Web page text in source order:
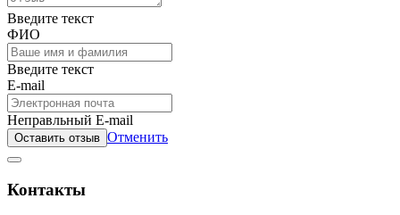
Введите текст
ФИО
Введите текст
E-mail
Неправльный E-mail
Оставить отзыв Отменить
Контакты